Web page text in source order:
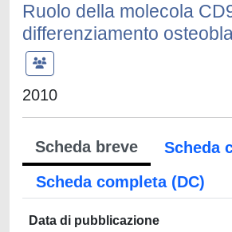
Ruolo della molecola
differenziamento
2010
Scheda breve
Scheda
Scheda completa (DC)
Data di pubblicazione